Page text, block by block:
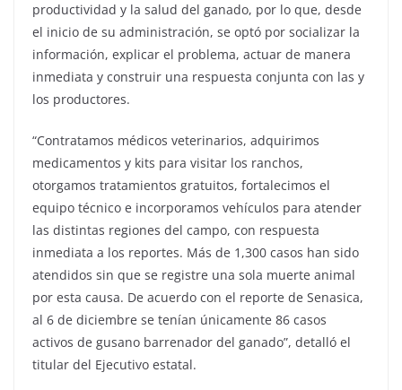
productividad y la salud del ganado, por lo que, desde
el inicio de su administración, se optó por socializar la
información, explicar el problema, actuar de manera
inmediata y construir una respuesta conjunta con las y
los productores.
“Contratamos médicos veterinarios, adquirimos
medicamentos y kits para visitar los ranchos,
otorgamos tratamientos gratuitos, fortalecimos el
equipo técnico e incorporamos vehículos para atender
las distintas regiones del campo, con respuesta
inmediata a los reportes. Más de 1,300 casos han sido
atendidos sin que se registre una sola muerte animal
por esta causa. De acuerdo con el reporte de Senasica,
al 6 de diciembre se tenían únicamente 86 casos
activos de gusano barrenador del ganado”, detalló el
titular del Ejecutivo estatal.